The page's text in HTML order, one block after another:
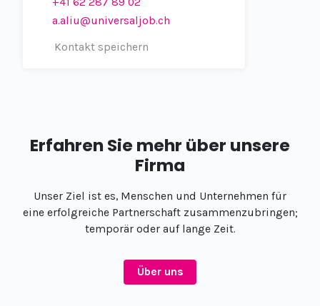
a.aliu@universaljob.ch
Kontakt speichern
Erfahren Sie mehr über unsere
Firma
Unser Ziel ist es, Menschen und Unternehmen für
eine erfolgreiche Partnerschaft zusammenzubringen;
temporär oder auf lange Zeit.​
Über uns